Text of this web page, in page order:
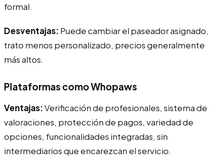
formal.
Desventajas: Puede cambiar el paseador asignado,
trato menos personalizado, precios generalmente
más altos.
Plataformas como Whopaws
Ventajas:Verificación de profesionales, sistema de
valoraciones, protección de pagos, variedad de
opciones, funcionalidades integradas, sin
intermediarios que encarezcan el servicio.